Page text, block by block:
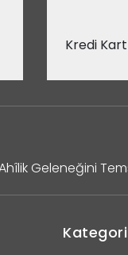
Kredi
Geleneğini